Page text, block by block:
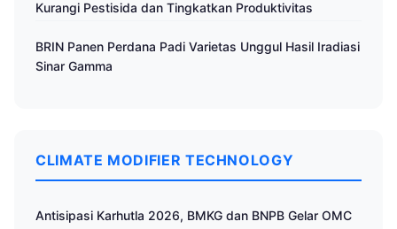
Kurangi Pestisida dan Tingkatkan Produktivitas
BRIN Panen Perdana Padi Varietas Unggul Hasil Iradiasi
Sinar Gamma
CLIMATE MODIFIER TECHNOLOGY
Antisipasi Karhutla 2026, BMKG dan BNPB Gelar OMC